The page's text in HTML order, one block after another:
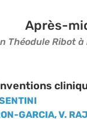
Après-
Théodule Ribot
GARCIA, V.